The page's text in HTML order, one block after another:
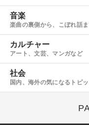
音楽
楽曲の裏側から、こぼれ話
カルチャー
アート、文芸、マンガなど
社会
国内、海外の気になるトピ